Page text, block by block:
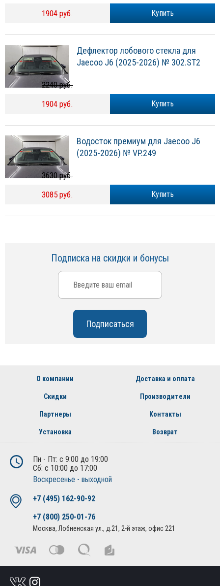
Купить
1904 руб.
Дефлектор лобового стекла для
Jaecoo J6 (2025-2026) № 302.ST2
Купить
2240 руб.
1904 руб.
Водосток премиум для Jaecoo J6
(2025-2026) № VP.249
Купить
3630 руб.
3085 руб.
Подписка на скидки и бонусы
О компании Доставка и оплата
Скидки Производители
Партнеры Контакты
Установка Возврат
Пн - Пт: с 9:00 до 19:00
Сб: с 10:00 до 17:00
Воскресенье - выходной
+7 (495) 162-90-92
+7 (800) 250-01-76
Москва, Лобненская ул., д.21, 2-й этаж, офис 221